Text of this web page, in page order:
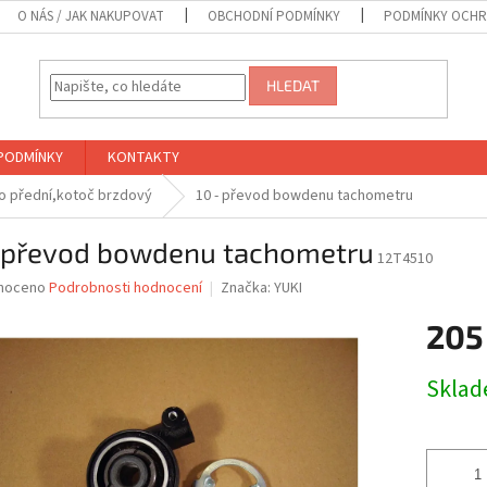
O NÁS / JAK NAKUPOVAT OBCHODNÍ PODMÍNKY PODMÍNKY
HLEDAT
KONTAKTY
přední,kotoč brzdový 10 - převod bowdenu tachometru
bowdenu tachometru 12T4510
Podrobnosti hodnocení Značka: YUKI
cena: